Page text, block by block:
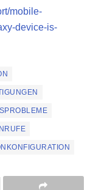
mobile-
device-is-